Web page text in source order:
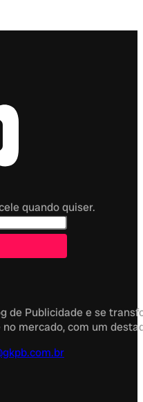
quando quiser.
de Publicidade e se
mercado, com um